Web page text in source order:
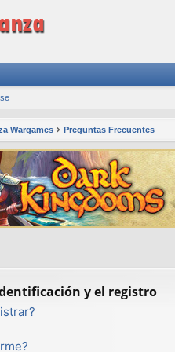
Wargames Preguntas Frecuentes
y el registro